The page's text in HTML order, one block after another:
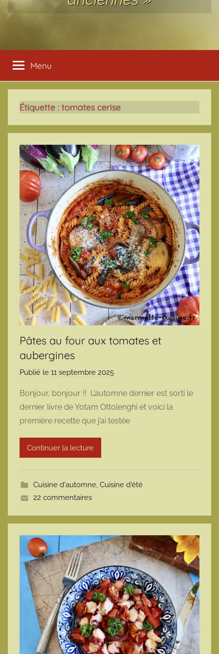
Menu
Étiquette : tomates cerise
Pâtes au four aux tomates et
aubergines
Publié le 11 septembre 2025
r
m
a
t
Bonjour, bonjour !! L’automne dernier est sorti le
dernier livre de Yotam Ottolenghi et voici la
première recette que j’ai testée
Continuer la lecture
Cuisine d'automne, Cuisine d'été
22 commentaires